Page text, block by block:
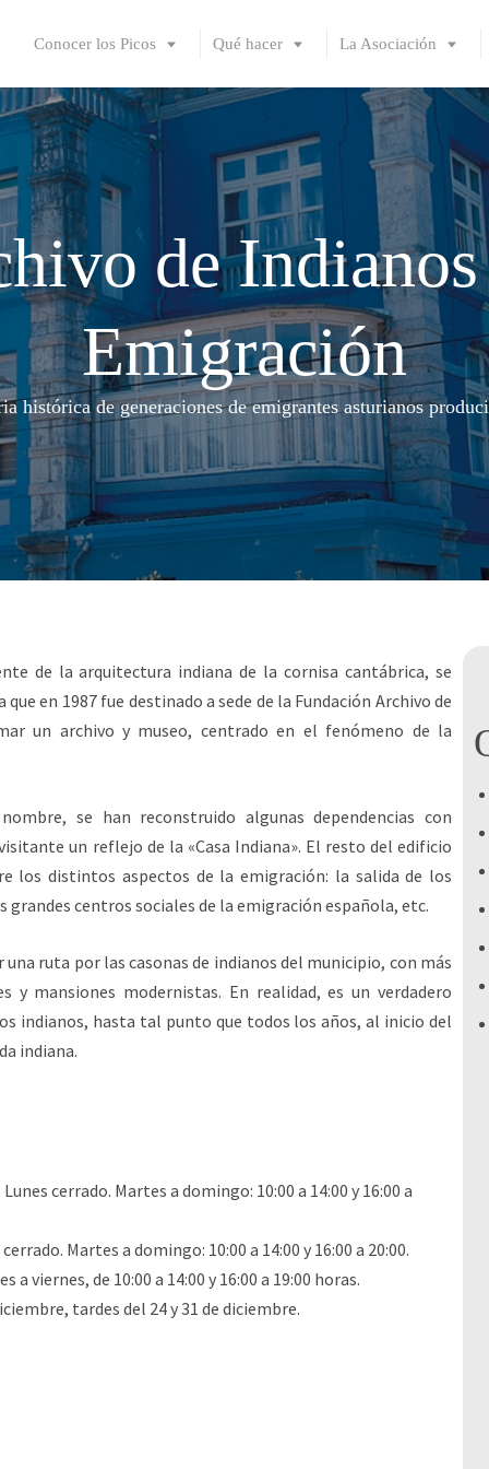
Conocer los Picos Qué hacer La Asociación
de
Emigración
histórica de generaciones de emigrantes asturianos
de la arquitectura indiana de la cornisa cantábrica, se
en 1987 fue destinado a sede de la Fundación Archivo de
un archivo y museo, centrado en el fenómeno de la
se han reconstruido algunas dependencias con
un reflejo de la «Casa Indiana». El resto del edificio
los distintos aspectos de la emigración: la salida de los
centros sociales de la emigración española, etc.
ruta por las casonas de indianos del municipio, con más
y mansiones modernistas. En realidad, es un verdadero
indianos, hasta tal punto que todos los años, al inicio del
indiana.
cerrado. Martes a domingo: 10:00 a 14:00 y 16:00 a
Martes a domingo: 10:00 a 14:00 y 16:00 a 20:00.
viernes, de 10:00 a 14:00 y 16:00 a 19:00 horas.
tardes del 24 y 31 de diciembre.